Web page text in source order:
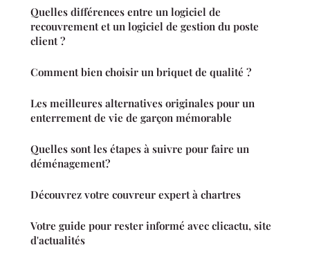
Quelles différences entre un logiciel de
recouvrement et un logiciel de gestion du poste
client ?
Comment bien choisir un briquet de qualité ?
Les meilleures alternatives originales pour un
enterrement de vie de garçon mémorable
Quelles sont les étapes à suivre pour faire un
déménagement?
Découvrez votre couvreur expert à chartres
Votre guide pour rester informé avec clicactu, site
d'actualités